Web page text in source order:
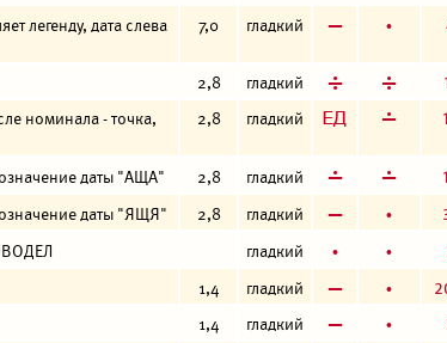
легенду, дата слева
7,0 гладкий в б
2,8 гладкий д д
номинала - точка,
2,8 гладкий з г
даты "АЩА" 2,8 гладкий г г
даты "ЯЩЯ" 2,8 гладкий в б
гладкий б б
1,4 гладкий в б
1,4 гладкий в б